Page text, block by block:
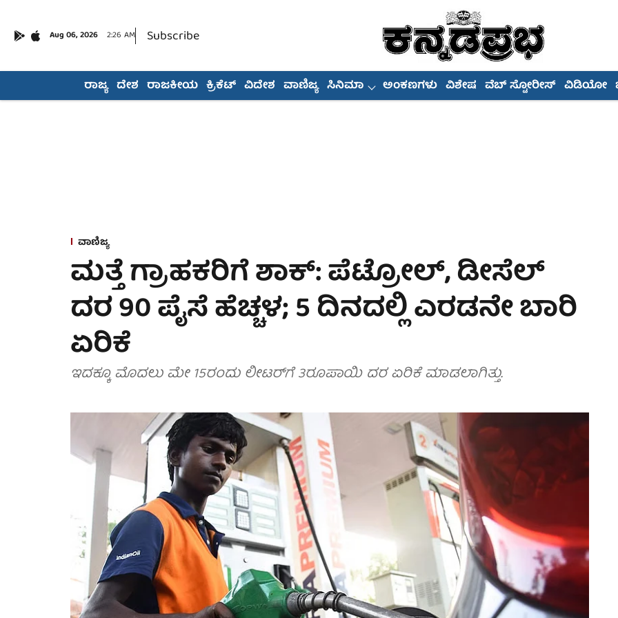
Aug 06, 2026 2:26 AM Subscribe
ರಾಜ್ಯ ದೇಶ ರಾಜಕೀಯ ಕ್ರಿಕೆಟ್ ವಿದೇಶ ವಾಣಿಜ್ಯ ಸಿನಿಮಾ ಅಂಕಣಗಳು ವಿಶೇಷ ವೆಬ್ ಸ್ಟೋರೀಸ್ ವಿಡಿಯೋ
ವಾಣಿಜ್ಯ
ಮತ್ತೆ ಗ್ರಾಹಕರಿಗೆ ಶಾಕ್: ಪೆಟ್ರೋಲ್, ಡೀಸೆಲ್
ದರ 90 ಪೈಸೆ ಹೆಚ್ಚಳ; 5 ದಿನದಲ್ಲಿ ಎರಡನೇ ಬಾರಿ
ಏರಿಕೆ
ಇದಕ್ಕೂ ಮೊದಲು ಮೇ 15ರಂದು ಲೀಟರ್‌ಗೆ 3ರೂಪಾಯಿ ದರ ಏರಿಕೆ ಮಾಡಲಾಗಿತ್ತು.